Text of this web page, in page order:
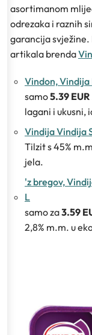
asortimanom
odrezaka i raznih
garancija
artikala brenda
Vindon, Vindija
samo5.39 EUR
lagani i ukusni,
Vindija Vindija
Tilzit s 45%
jela.
'z bregov,
L
samo za3.59
2,8% m.m. u